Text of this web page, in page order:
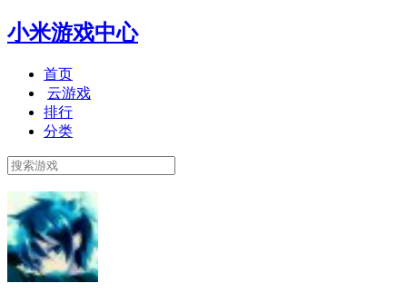
小米游戏中心
首页
云游戏
排行
分类